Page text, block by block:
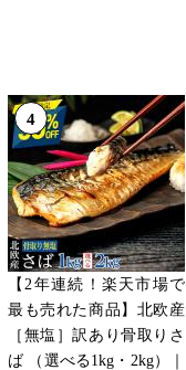
4
【2年連続！楽天市場で
最も売れた商品】北欧産
［無塩］訳あり骨取りさ
ば （選べる1kg・2kg）｜